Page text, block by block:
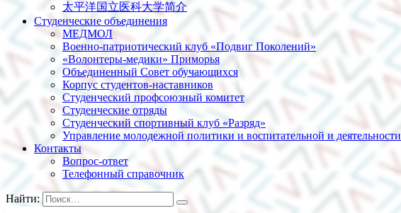
太平洋国立医科大学简介
Студенческие объединения
МЕДМОЛ
Военно-патриотический клуб «Подвиг Поколений»
«Волонтеры-медики» Приморья
Объединенный Совет обучающихся
Корпус студентов-наставников
Студенческий профсоюзный комитет
Студенческие отряды
Студенческий спортивный клуб «Разряд»
Управление молодежной политики и воспитательной и деятельности
Контакты
Вопрос-ответ
Телефонный справочник
Найти: